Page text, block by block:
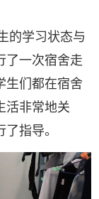
学习状态与
了一次宿舍走
生们都在宿舍
活非常地关
指导。